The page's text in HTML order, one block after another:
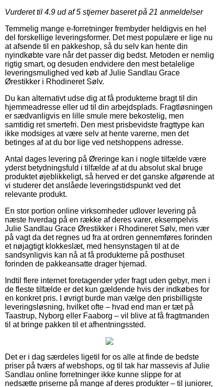
Vurderet til 4.9 ud af 5 stjerner baseret på 21 anmeldelser
Temmelig mange e-forretninger frembyder heldigvis en hel
del forskellige leveringsformer. Det mest populære er lige nu
at afsende til en pakkeshop, så du selv kan hente din
nyindkøbte vare når det passer dig bedst. Metoden er nemlig
rigtig smart, og desuden endvidere den mest betalelige
leveringsmulighed ved køb af Julie Sandlau Grace
Ørestikker i Rhodineret Sølv.
Du kan alternativt udse dig at få produkterne bragt til din
hjemmeadresse eller ud til din arbejdsplads. Fragtløsningen
er sædvanligvis en lille smule mere bekostelig, men
samtidig ret smertefri. Den mest prisbevidste fragttype kan
ikke modsiges at være selv at hente varerne, men det
betinges af at du bor lige ved netshoppens adresse.
Antal dages levering på Øreringe kan i nogle tilfælde være
yderst betydningsfuld i tilfælde af at du absolut skal bruge
produktet øjeblikkeligt, så herved er det ganske afgørende at
vi studerer det anslåede leveringstidspunkt ved det
relevante produkt.
En stor portion online virksomheder udlover levering på
næste hverdag på en række af deres varer, eksempelvis
Julie Sandlau Grace Ørestikker i Rhodineret Sølv, men vær
på vagt da det regnes ud fra at ordren gennemføres forinden
et nøjagtigt klokkeslæt, med hensynstagen til at de
sandsynligvis kan nå at få produkterne på posthuset
forinden de pakkeansatte drager hjemad.
Indtil flere internet foretagender yder fragt uden gebyr, men i
de fleste tilfælde er det kun gældende hvis der indkøbes for
en konkret pris. I øvrigt burde man vælge den prisbilligste
leveringsløsning, hvilket ofte – hvad end man er tæt på
Taastrup, Nyborg eller Faaborg – vil blive at få fragtmanden
til at bringe pakken til et afhentningssted.
Det er i dag særdeles ligetil for os alle at finde de bedste
priser på tværs af webshops, og til tak har massevis af Julie
Sandlau online forretninger ikke kunne slippe for at
nedsætte priserne på mange af deres produkter – til juniorer,